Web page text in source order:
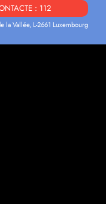
: 112
Vallée, L-2661 Luxembourg